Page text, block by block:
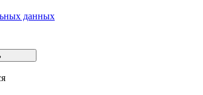
данных